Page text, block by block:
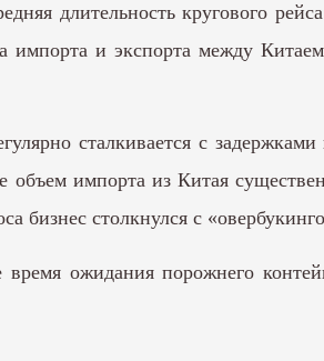
длительность кругового
и экспорта между
сталкивается с
импорта из Китая
бизнес столкнулся с
ожидания порожнего